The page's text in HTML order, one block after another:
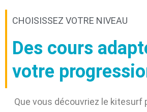
CHOISISSEZ VOTRE NIVEAU
Des cours
votre
Que vous découvriez le kitesurf